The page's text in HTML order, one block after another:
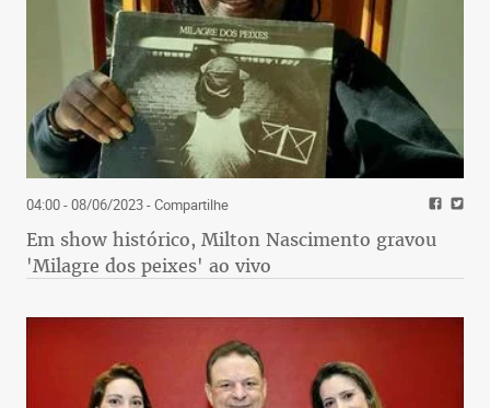
04:00 - 08/06/2023- Compartilhe
Em show histórico, Milton Nascimento gravou
'Milagre dos peixes' ao vivo